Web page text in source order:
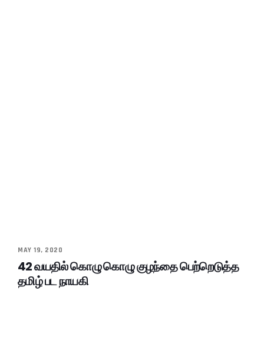
MAY 19, 2020
42 வயதில் கொழு கொழு குழந்தை பெற்றெடுத்த
தமிழ் பட நாயகி